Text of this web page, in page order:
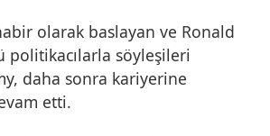
olarak baslayan ve Ronald
politikacılarla söyleşileri
daha sonra kariyerine
etti.